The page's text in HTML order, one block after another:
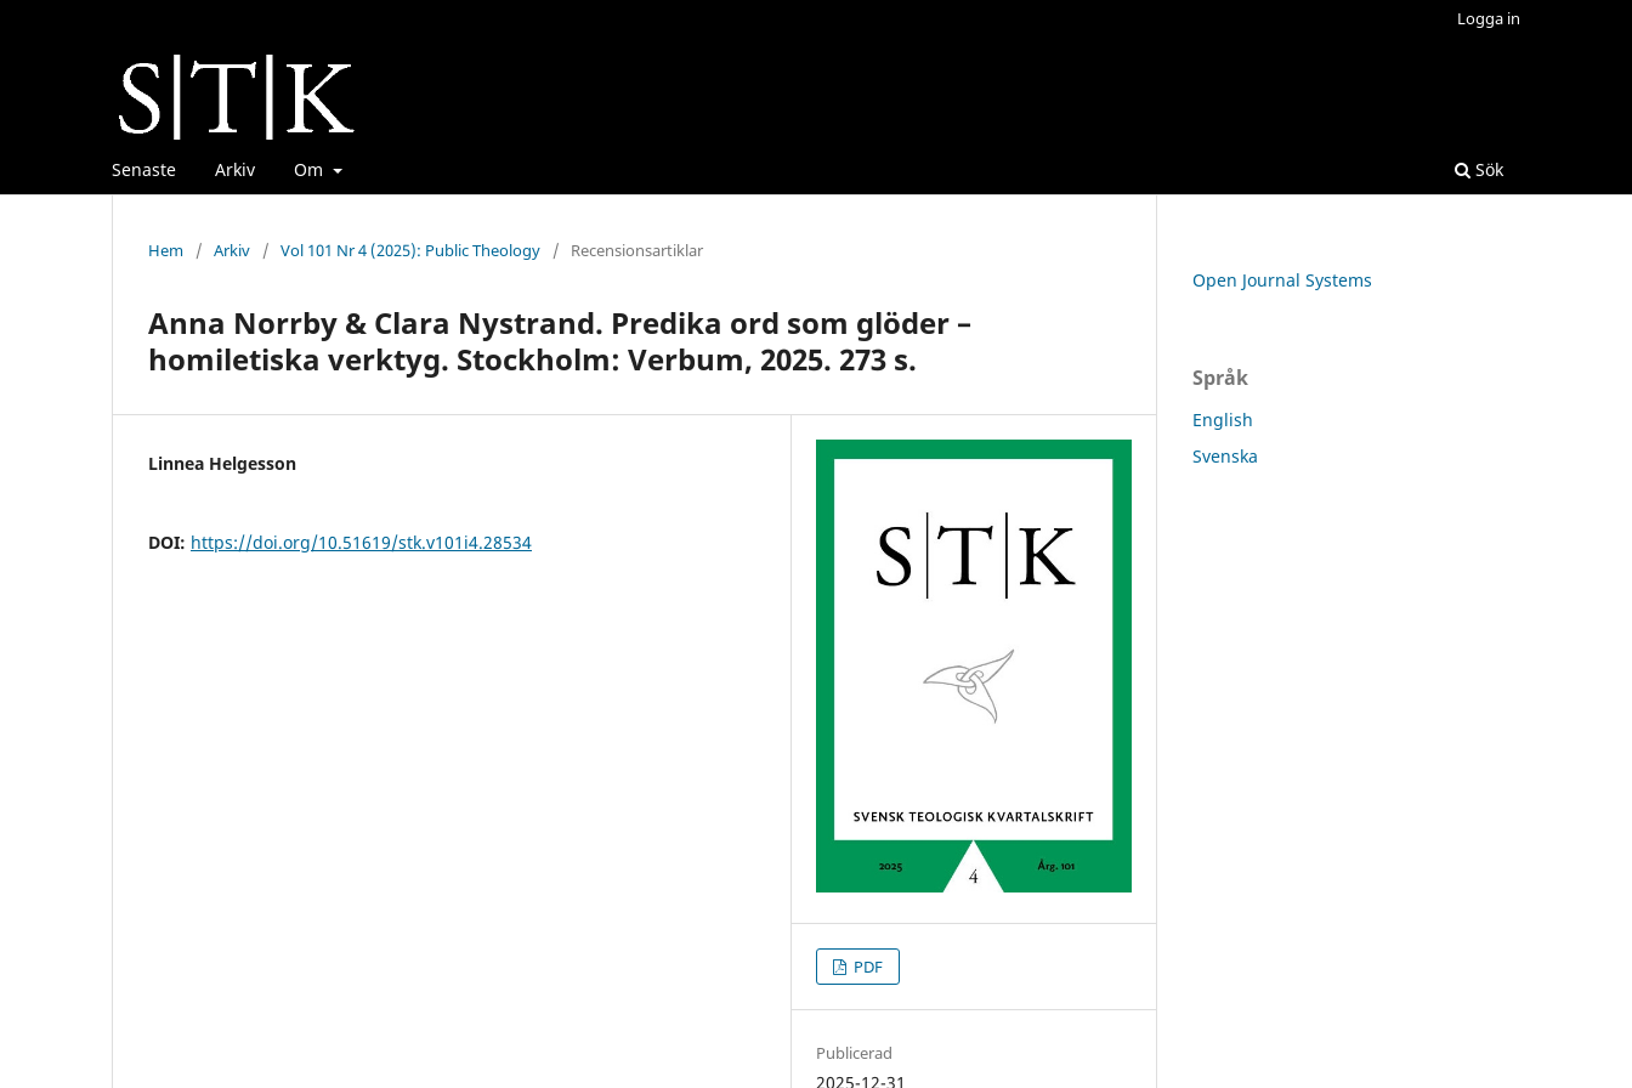
Senaste Arkiv Om Sök
Logga in
Hem / Arkiv / Vol 101 Nr 4 (2025): Public Theology / Recensionsartiklar
Anna Norrby & Clara Nystrand. Predika ord som glöder –
homiletiska verktyg. Stockholm: Verbum, 2025. 273 s.
Linnea Helgesson
DOI: https://doi.org/10.51619/stk.v101i4.28534
PDF
Publicerad
2025-12-31
Open Journal Systems
Språk
English
Svenska